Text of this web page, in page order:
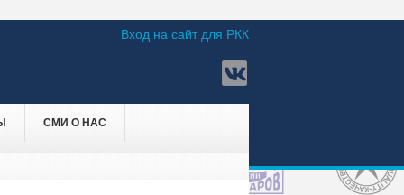
Вход на сайт для РКК
СМИ О НАС